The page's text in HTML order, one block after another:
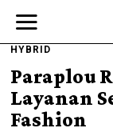
HYBRID
Paraplou
Layanan
Fashion